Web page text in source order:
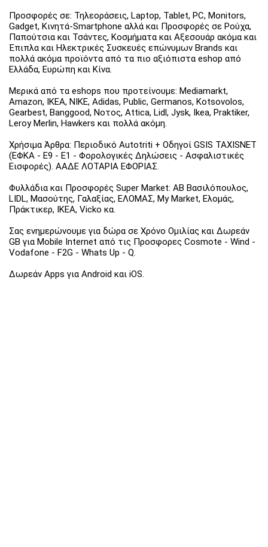
Προσφορές σε: Τηλεοράσεις, Laptop, Tablet, PC, Monitors,
Gadget, Κινητά-Smartphone αλλά και Προσφορές σε Ρούχα,
Παπούτσια και Τσάντες, Κοσμήματα και Αξεσουάρ ακόμα και
Έπιπλα και Ηλεκτρικές Συσκευές επώνυμων Brands και
πολλά ακόμα προϊόντα από τα πιο αξιόπιστα eshop από
Ελλάδα, Ευρώπη και Κίνα.
Μερικά από τα eshops που προτείνουμε: Mediamarkt,
Amazon, IKEA, NIKE, Adidas, Public, Germanos, Kotsovolos,
Gearbest, Banggood, Νοτος, Attica, Lidl, Jysk, Ikea, Praktiker,
Leroy Merlin, Hawkers και πολλά ακόμη.
Χρήσιμα Άρθρα: Περιοδικό Autotriti + Οδηγοί GSIS TAXISNET
(ΕΦΚΑ - Ε9 - Ε1 - Φορολογικές Δηλώσεις - Ασφαλιστικές
Εισφορές). ΑΑΔΕ ΛΟΤΑΡΙΑ ΕΦΟΡΙΑΣ.
Φυλλάδια και Προσφορές Super Market: ΑΒ Βασιλόπουλος,
LIDL, Μασούτης, Γαλαξίας, ΕΛΟΜΑΣ, My Market, Ελομάς,
Πράκτικερ, ΙΚΕΑ, Vicko κα.
Σας ενημερώνουμε για δώρα σε Χρόνο Ομιλίας και Δωρεάν
GB για Mobile Internet από τις Προσφορες Cosmote - Wind -
Vodafone - F2G - Whats Up - Q.
Δωρεάν Apps για Android και iOS.